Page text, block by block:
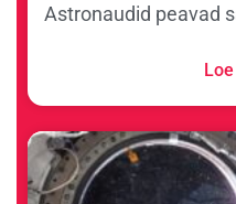
Astronaudid peavad